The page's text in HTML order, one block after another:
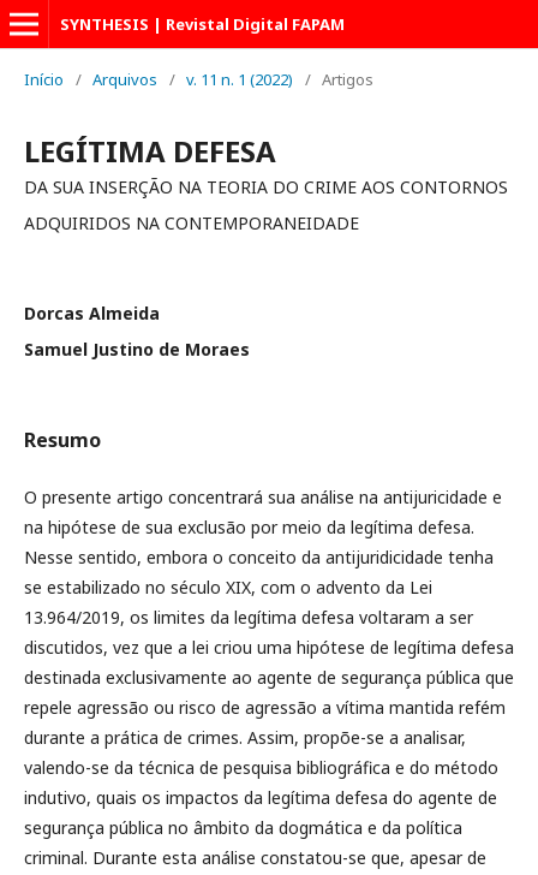
SYNTHESIS | Revistal Digital FAPAM
Início / Arquivos / v. 11 n. 1 (2022) / Artigos
LEGÍTIMA DEFESA
DA SUA INSERÇÃO NA TEORIA DO CRIME AOS CONTORNOS
ADQUIRIDOS NA CONTEMPORANEIDADE
Dorcas Almeida
Samuel Justino de Moraes
Resumo
O presente artigo concentrará sua análise na antijuricidade e
na hipótese de sua exclusão por meio da legítima defesa.
Nesse sentido, embora o conceito da antijuridicidade tenha
se estabilizado no século XIX, com o advento da Lei
13.964/2019, os limites da legítima defesa voltaram a ser
discutidos, vez que a lei criou uma hipótese de legítima defesa
destinada exclusivamente ao agente de segurança pública que
repele agressão ou risco de agressão a vítima mantida refém
durante a prática de crimes. Assim, propõe-se a analisar,
valendo-se da técnica de pesquisa bibliográfica e do método
indutivo, quais os impactos da legítima defesa do agente de
segurança pública no âmbito da dogmática e da política
criminal. Durante esta análise constatou-se que, apesar de